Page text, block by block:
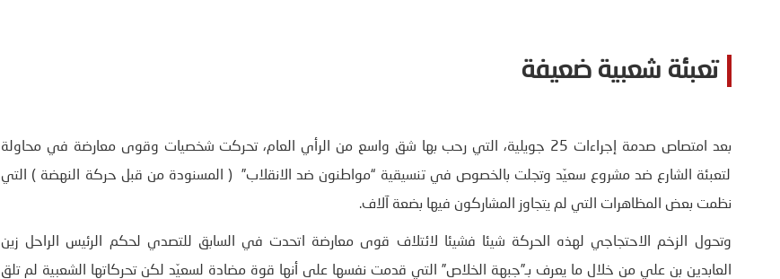
تعبئة شعبية ضعيفة
بعد امتصاص صدمة إجراءات 25 جويلية، التي رحب بها شق واسع من الرأي العام، تحركت شخصيات وقوى معارضة في محاولة
لتعبئة الشارع ضد مشروع سعيّد وتجلت بالخصوص في تنسيقية “مواطنون ضد الانقلاب” ( المسنودة من قبل حركة النهضة ) التي
نظمت بعض المظاهرات التي لم يتجاوز المشاركون فيها بضعة آلاف.
وتحول الزخم الاحتجاجي لهذه الحركة شيئا فشيئا لائتلاف قوى معارضة اتحدت في السابق للتصدي لحكم الرئيس الراحل زين
العابدين بن علي من خلال ما يعرف بـ”جبهة الخلاص” التي قدمت نفسها على أنها قوة مضادة لسعيّد لكن تحركاتها الشعبية لم تلق